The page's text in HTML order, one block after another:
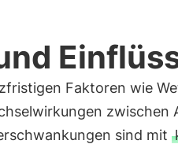
Faktoren wie
zwischen
sind mit